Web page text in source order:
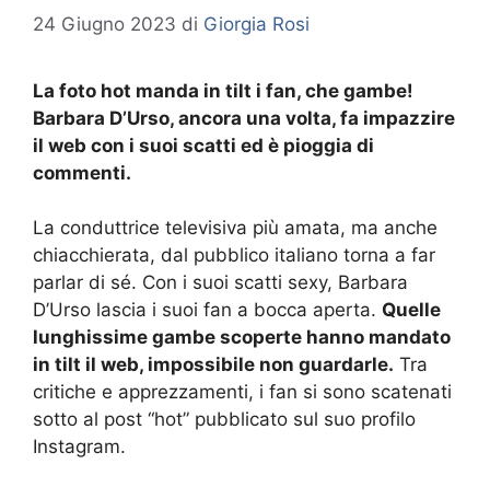
24 Giugno 2023 di Giorgia Rosi
La foto hot manda in tilt i fan, che gambe!
Barbara D’Urso, ancora una volta, fa impazzire
il web con i suoi scatti ed è pioggia di
commenti.
La conduttrice televisiva più amata, ma anche
chiacchierata, dal pubblico italiano torna a far
parlar di sé. Con i suoi scatti sexy, Barbara
D’Urso lascia i suoi fan a bocca aperta. Quelle
lunghissime gambe scoperte hanno mandato
in tilt il web, impossibile non guardarle. Tra
critiche e apprezzamenti, i fan si sono scatenati
sotto al post “hot” pubblicato sul suo profilo
Instagram.